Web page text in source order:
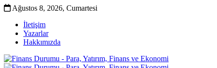
Ağustos 8, 2026, Cumartesi
İletişim
Yazarlar
Hakkımızda